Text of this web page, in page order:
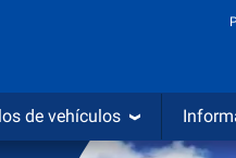
de vehículos